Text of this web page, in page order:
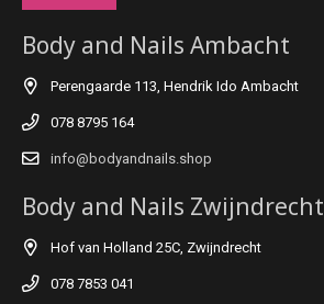
Body and Nails Ambacht
Perengaarde 113, Hendrik Ido Ambacht
078 8795 164
info@bodyandnails.shop
Body and Nails Zwijndrecht
Hof van Holland 25C, Zwijndrecht
078 7853 041